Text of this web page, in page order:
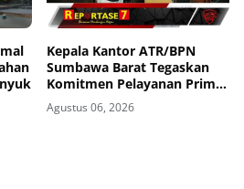
Kepala Kantor ATR/BPN
Sumbawa Barat Tegaskan
Komitmen Pelayanan Prima
dan Buka Pintu Pengaduan
Masyarakat
Agustus 06, 2026